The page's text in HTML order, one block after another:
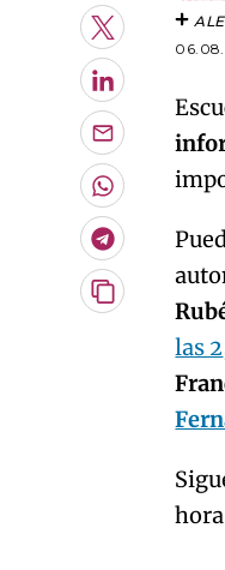
Twitter
LinkedIn
Enviar
por
Email
Whatsapp
Telegram
Copiar
artículo
las 2